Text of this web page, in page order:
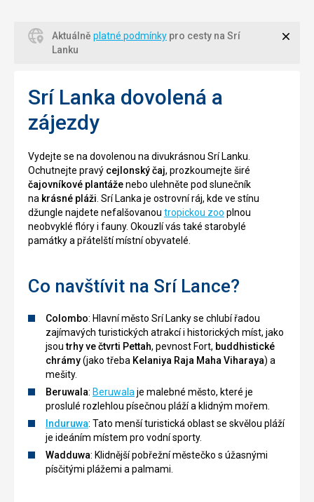
Aktuálně platné podmínky pro cesty na Srí
Lanku
Srí Lanka dovolená a
zájezdy
Vydejte se na dovolenou na divukrásnou Srí Lanku.
Ochutnejte pravý cejlonský čaj, prozkoumejte širé
čajovníkové plantáženebo ulehněte pod slunečník
na krásné pláži . Srí Lanka je ostrovní ráj, kde ve stínu
džungle najdete nefalšovanou tropickou zoo plnou
neobvyklé flóry i fauny. Okouzlí vás také starobylé
památky a přátelští místní obyvatelé.
Co navštívit na Srí Lance?
Colombo: Hlavní město Srí Lanky se chlubí řadou
zajímavých turistických atrakcí i historických míst, jako
jsoutrhy ve čtvrti Pettah, pevnost Fort, buddhistické
chrámy(jako třeba Kelaniya Raja Maha Viharaya) a
mešity.
Beruwala: Beruwala je malebné město, které je
proslulé rozlehlou písečnou pláží a klidným mořem.
Induruwa: Tato menší turistická oblast se skvělou pláží
je ideáním místem pro vodní sporty.
Wadduwa: Klidnější pobřežní městečko s úžasnými
písčitými plážemi a palmami.